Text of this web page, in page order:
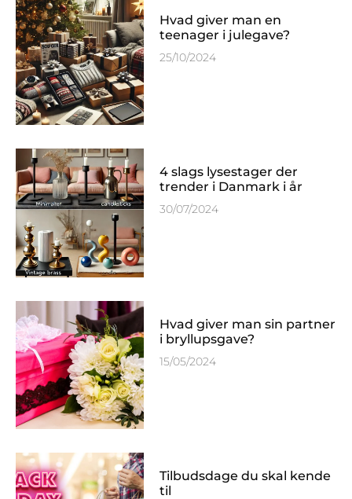
Hvad giver man en
teenager i julegave?
25/10/2024
4 slags lysestager der
trender i Danmark i år
30/07/2024
Hvad giver man sin partner
i bryllupsgave?
15/05/2024
Tilbudsdage du skal kende
til